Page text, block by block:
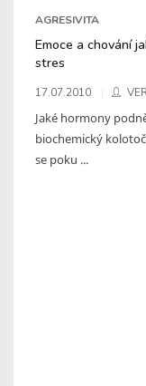
AGRESIVITA
Emoce a chování
stres
17.07.2010
Jaké hormony
biochemický
se poku ...